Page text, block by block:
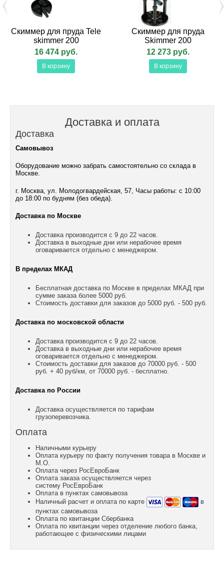
Скиммер для пруда Tele
skimmer 200
16 474 руб.
В корзину
Скиммер для пруда
Skimmer 200
12 273 руб.
В корзину
Доставка и оплата
Доставка
Самовывоз
Оборудование можно забрать самостоятельно со склада в
Москве.
г. Москва, ул. Молодогвардейская, 57, Часы работы: с 10:00
до 18:00 по будням (без обеда).
Доставка по Москве
Доставка производится с 9 до 22 часов.
Доставка в выходные дни или нерабочее время
оговаривается отдельно с менеджером.
В пределах МКАД
Бесплатная доставка по Москве в пределах МКАД при
сумме заказа более 5000 руб.
Стоимость доставки для заказов до 5000 руб. - 500 руб.
Доставка по московской области
Доставка производится с 9 до 22 часов.
Доставка в выходные дни или нерабочее время
оговаривается отдельно с менеджером.
Стоимость доставки для заказов до 70000 руб. - 500
руб. + 40 руб/км, от 70000 руб. - бесплатно.
Доставка по России
Доставка осуществляется по тарифам
грузоперевозчика.
Оплата
Наличными курьеру
Оплата курьеру по факту получения товара в Москве и
М.О.
Оплата через РосЕвроБанк
Оплата заказа осуществляется через
систему РосЕвроБанк
Оплата в пунктах самовывоза
Наличный расчет и оплата по карте
в
пунктах самовывоза
Оплата по квитанции Сбербанка
Оплата по квитанции через отделение любого банка,
работающее с физическими лицами